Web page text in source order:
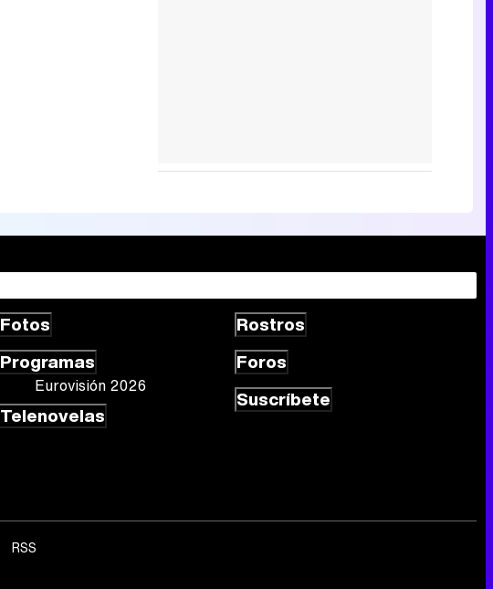
Fotos
Programas
Eurovisión 2026
Telenovelas
Rostros
Foros
Suscríbete
RSS